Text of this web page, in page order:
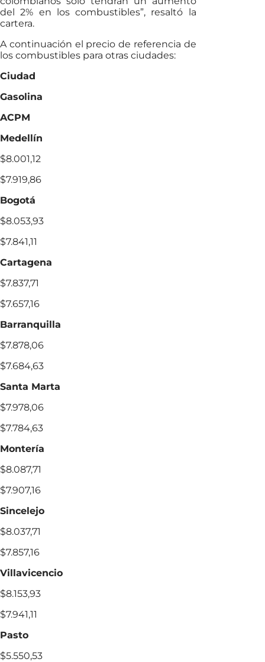
del 2% en los combustibles”, resaltó la
cartera.
A continuación el precio de referencia de
los combustibles para otras ciudades:
Ciudad
Gasolina
ACPM
Medellín
$8.001,12
$7.919,86
Bogotá
$8.053,93
$7.841,11
Cartagena
$7.837,71
$7.657,16
Barranquilla
$7.878,06
$7.684,63
Santa Marta
$7.978,06
$7.784,63
Montería
$8.087,71
$7.907,16
Sincelejo
$8.037,71
$7.857,16
Villavicencio
$8.153,93
$7.941,11
Pasto
$5.550,53